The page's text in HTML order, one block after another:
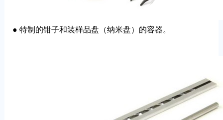
● 特制的钳子和装样品盘（纳米盘）的容器。